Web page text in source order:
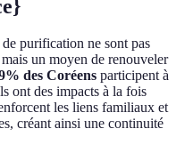
purification ne sont pas
un moyen de renouveler
des Coréens participent à
ont des impacts à la fois
les liens familiaux et
créant ainsi une continuité